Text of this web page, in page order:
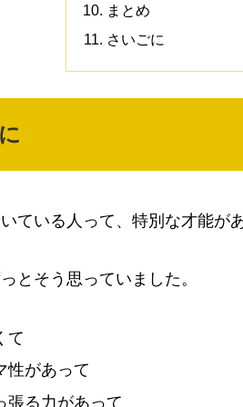
まとめ
さいごに
ている人って、特別な才能が
とそう思っていました。
て
性があって
張る力があって